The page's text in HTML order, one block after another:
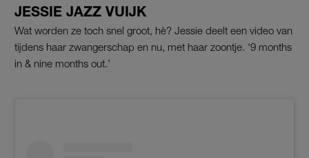
JESSIE JAZZ VUIJK
Wat worden ze toch snel groot, hè? Jessie deelt een video van
tijdens haar zwangerschap en nu, met haar zoontje. ‘9 months
in & nine months out.’